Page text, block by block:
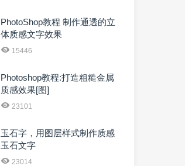
PhotoShop教程 制作通透的立
体质感文字效果
15446
Photoshop教程:打造粗糙金属
质感效果[图]
23101
玉石字，用图层样式制作质感
玉石文字
23014